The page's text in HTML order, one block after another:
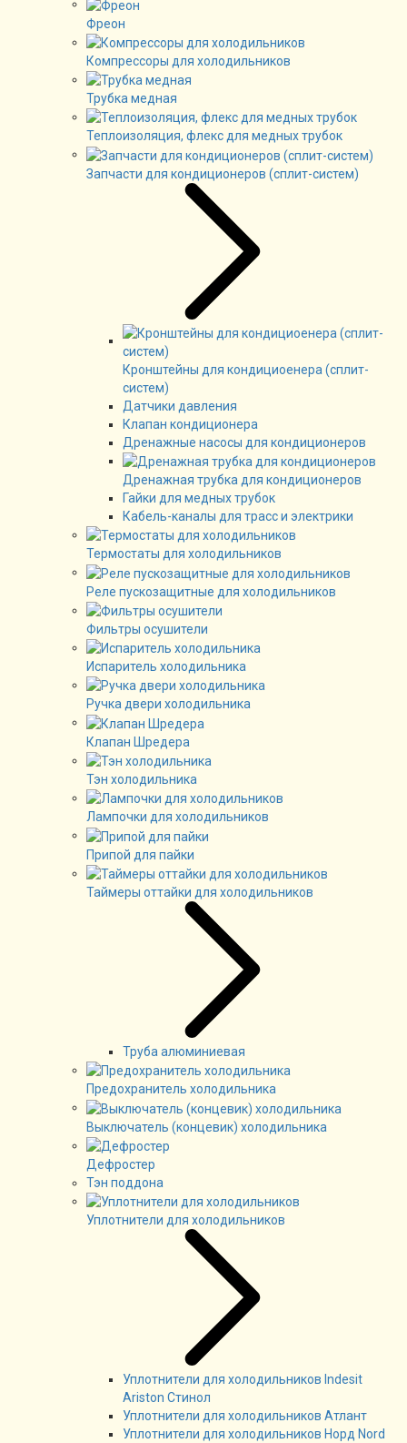
Фреон
Компрессоры для холодильников
Трубка медная
Теплоизоляция, флекс для медных трубок
Запчасти для кондиционеров (сплит-систем)
Кронштейны для кондициоенера (сплит-
систем)
Датчики давления
Клапан кондиционера
Дренажные насосы для кондиционеров
Дренажная трубка для кондиционеров
Гайки для медных трубок
Кабель-каналы для трасс и электрики
Термостаты для холодильников
Реле пускозащитные для холодильников
Фильтры осушители
Испаритель холодильника
Ручка двери холодильника
Клапан Шредера
Тэн холодильника
Лампочки для холодильников
Припой для пайки
Таймеры оттайки для холодильников
Труба алюминиевая
Предохранитель холодильника
Выключатель (концевик) холодильника
Дефростер
Тэн поддона
Уплотнители для холодильников
Уплотнители для холодильников Indesit
Ariston Стинол
Уплотнители для холодильников Атлант
Уплотнители для холодильников Норд Nord